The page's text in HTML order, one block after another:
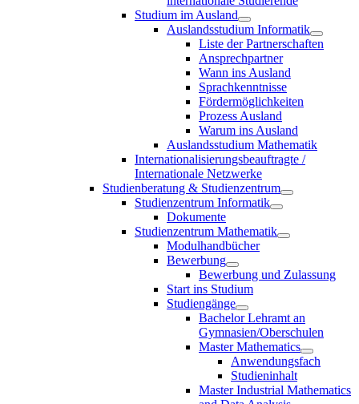
Studium im Ausland
Auslandsstudium Informatik
Liste der Partnerschaften
Ansprechpartner
Wann ins Ausland
Sprachkenntnisse
Fördermöglichkeiten
Prozess Ausland
Warum ins Ausland
Auslandsstudium Mathematik
Internationalisierungsbeauftragte /
Internationale Netzwerke
Studienberatung & Studienzentrum
Studienzentrum Informatik
Dokumente
Studienzentrum Mathematik
Modulhandbücher
Bewerbung
Bewerbung und Zulassung
Start ins Studium
Studiengänge
Bachelor Lehramt an
Gymnasien/Oberschulen
Master Mathematics
Anwendungsfach
Studieninhalt
Master Industrial Mathematics